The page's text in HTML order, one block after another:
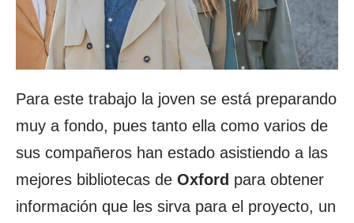
Para este trabajo la joven se está preparando
muy a fondo, pues tanto ella como varios de
sus compañeros han estado asistiendo a las
mejores bibliotecas de Oxford para obtener
información que les sirva para el proyecto, un